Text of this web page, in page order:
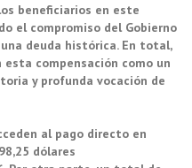
beneficiarios en este
el compromiso del Gobierno
deuda histórica. En total,
compensación como un
y profunda vocación de
al pago directo en
dólares